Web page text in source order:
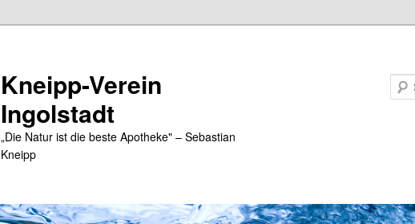
Kneipp-Verein
Ingolstadt
„Die Natur ist die beste Apotheke" – Sebastian
Kneipp